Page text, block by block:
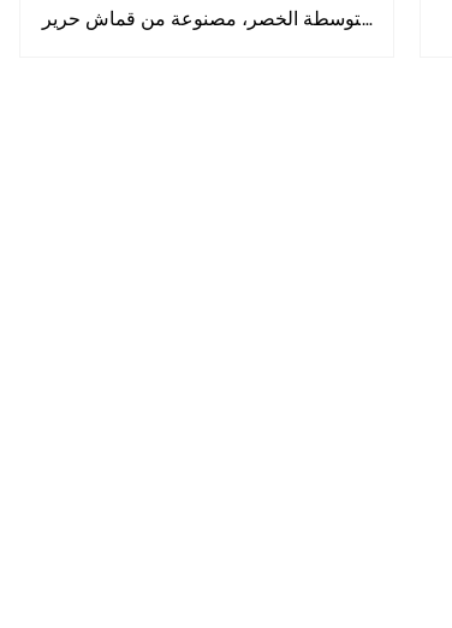
متوسطة الخصر، مصنوعة من قماش حرير